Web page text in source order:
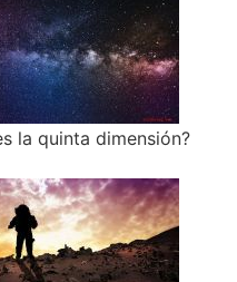
la quinta dimensión?